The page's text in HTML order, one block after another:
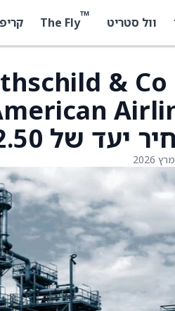
וול סטריט ™
The Fly
של 12.50 דולר